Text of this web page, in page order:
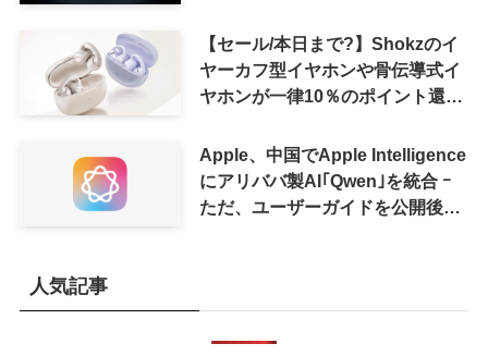
【セール/本日まで?】Shokzのイ
ヤーカフ型イヤホンや骨伝導式イ
ヤホンが一律10％のポイント還元
Apple、中国でApple Intelligence
にアリババ製AI｢Qwen｣を統合 ｰ
ただ、ユーザーガイドを公開後に
人気記事